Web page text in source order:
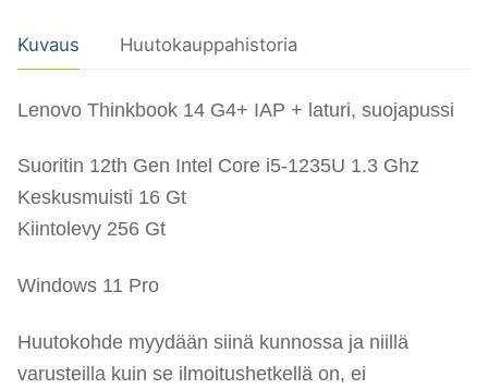
Kuvaus Huutokauppahistoria
Lenovo Thinkbook 14 G4+ IAP + laturi, suojapussi
Suoritin 12th Gen Intel Core i5-1235U 1.3 Ghz
Keskusmuisti 16 Gt
Kiintolevy 256 Gt
Windows 11 Pro
Huutokohde myydään siinä kunnossa ja niillä
varusteilla kuin se ilmoitushetkellä on, ei